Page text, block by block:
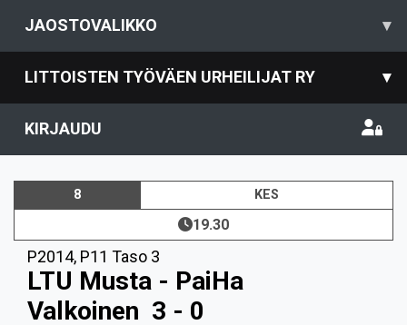
JAOSTOVALIKKO ▾
LITTOISTEN TYÖVÄEN URHEILIJAT RY ▾
KIRJAUDU
8 KES
19.30
P2014, P11 Taso 3
LTU Musta - PaiHa
Valkoinen 3 - 0